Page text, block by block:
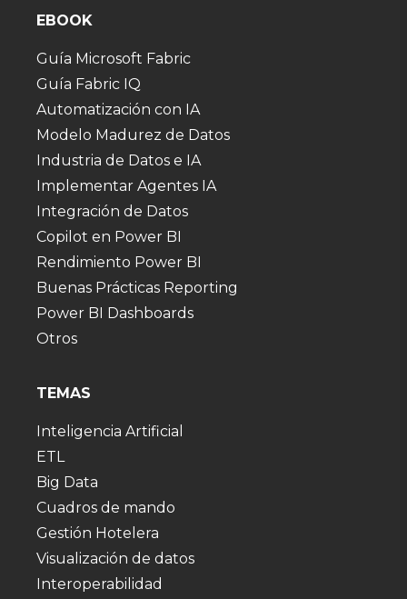
EBOOK
Guía Microsoft Fabric
Guía Fabric IQ
Automatización con IA
Modelo Madurez de Datos
Industria de Datos e IA
Implementar Agentes IA
Integración de Datos
Copilot en Power BI
Rendimiento Power BI
Buenas Prácticas Reporting
Power BI Dashboards
Otros
TEMAS
Inteligencia Artificial
ETL
Big Data
Cuadros de mando
Gestión Hotelera
Visualización de datos
Interoperabilidad